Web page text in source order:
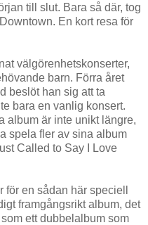
till slut. Bara så där, tog
En kort resa för
välgörenhetskonserter,
barn. Förra året
beslöt han sig att ta
bara en vanlig konsert.
album är inte unikt längre,
spela fler av sina album
Called to Say I Love
en sådan här speciell
framgångsrikt album, det
ett dubbelalbum som